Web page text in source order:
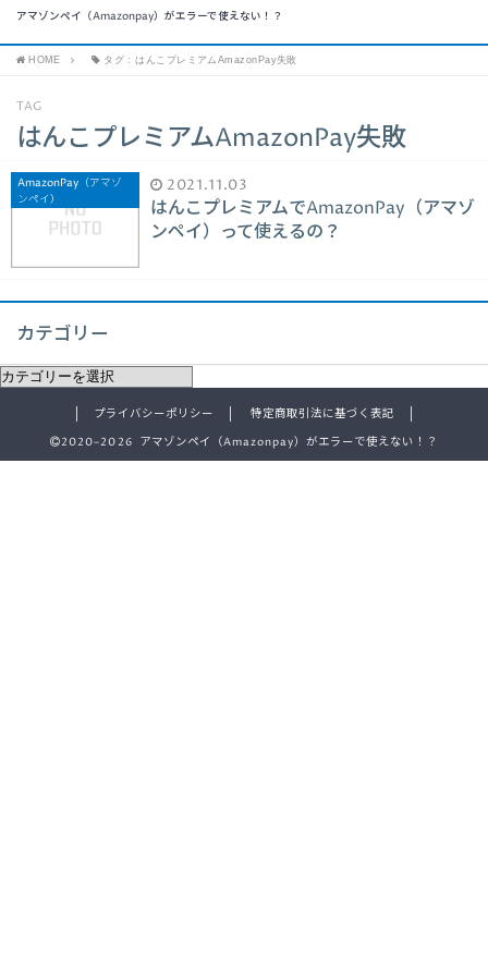
アマゾンペイ（Amazonpay）がエラーで使えない！？
HOME タグ : はんこプレミアムAmazonPay失敗
TAG
はんこプレミアムAmazonPay失敗
AmazonPay（アマゾ
ンペイ）
2021.11.03
はんこプレミアムでAmazonPay（アマゾ
ンペイ）って使えるの？
カテゴリー
プライバシーポリシー
特定商取引法に基づく表記
2020–2026 アマゾンペイ（Amazonpay）がエラーで使えない！？